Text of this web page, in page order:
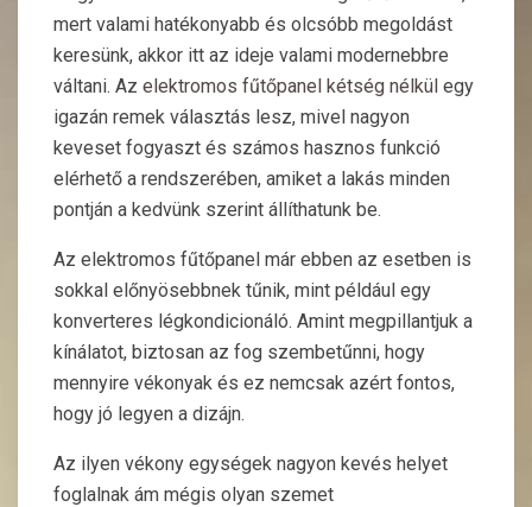
mert valami hatékonyabb és olcsóbb megoldást
keresünk, akkor itt az ideje valami modernebbre
váltani. Az elektromos fűtőpanel kétség nélkül egy
igazán remek választás lesz, mivel nagyon
keveset fogyaszt és számos hasznos funkció
elérhető a rendszerében, amiket a lakás minden
pontján a kedvünk szerint állíthatunk be.
Az elektromos fűtőpanel már ebben az esetben is
sokkal előnyösebbnek tűnik, mint például egy
konverteres légkondicionáló. Amint megpillantjuk a
kínálatot, biztosan az fog szembetűnni, hogy
mennyire vékonyak és ez nemcsak azért fontos,
hogy jó legyen a dizájn.
Az ilyen vékony egységek nagyon kevés helyet
foglalnak ám mégis olyan szemet